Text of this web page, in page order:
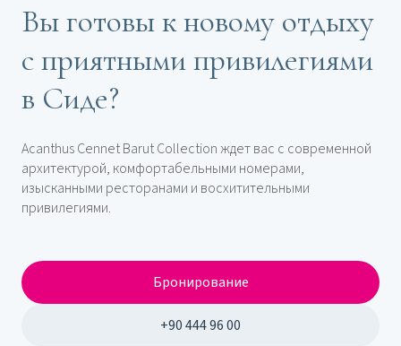
Вы готовы к новому отдыху
с приятными привилегиями
в Сиде?
Acanthus Cennet Barut Collection ждет вас с современной
архитектурой, комфортабельными номерами,
изысканными ресторанами и восхитительными
привилегиями.
Бронирование
+90 444 96 00